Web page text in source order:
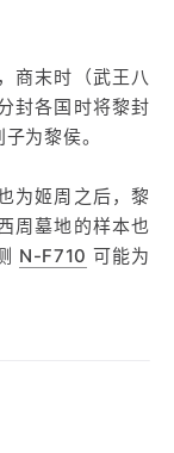
商末时（武王八
封各国时将黎封
为黎侯。
为姬周之后，黎
周墓地的样本也
N-F710 可能为